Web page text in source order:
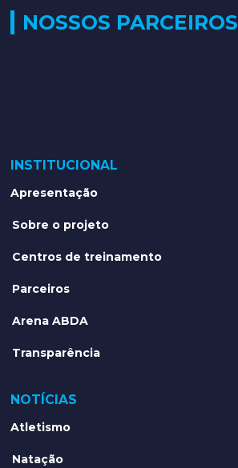
NOSSOS PARCEIROS
INSTITUCIONAL
Apresentação
Sobre o projeto
Centros de treinamento
Parceiros
Arena ABDA
Transparência
NOTÍCIAS
Atletismo
Natação